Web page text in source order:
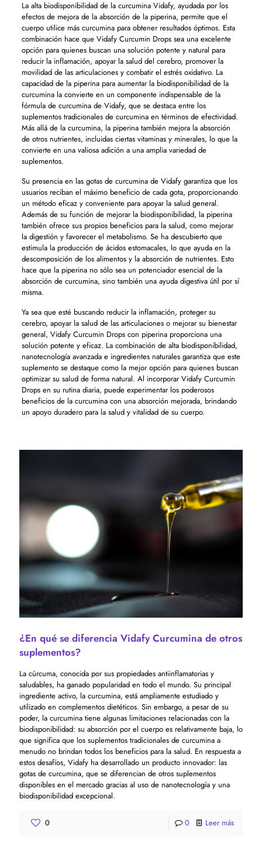
La alta biodisponibilidad de la curcumina Vidafy, ayudada por los
efectos de mejora de la absorción de la piperina, permite que el
cuerpo utilice más curcumina para obtener resultados óptimos. Esta
combinación hace que Vidafy Curcumin Drops sea una excelente
opción para quienes buscan una solución potente y natural para
reducir la inflamación, apoyar la salud del cerebro, promover la
movilidad de las articulaciones y combatir el estrés oxidativo. La
capacidad de la piperina para aumentar la biodisponibilidad de la
curcumina la convierte en un componente indispensable de la
fórmula de curcumina de Vidafy, que se destaca entre los
suplementos tradicionales de curcumina en términos de efectividad.
Más allá de la curcumina, la piperina también mejora la absorción
de otros nutrientes, incluidas ciertas vitaminas y minerales, lo que la
convierte en una valiosa adición a una amplia variedad de
suplementos.
Su presencia en las gotas de curcumina de Vidafy garantiza que los
usuarios reciban el máximo beneficio de cada gota, proporcionando
un método eficaz y conveniente para apoyar la salud general.
Además de su función de mejorar la biodisponibilidad, la piperina
también ofrece sus propios beneficios para la salud, como mejorar
la digestión y favorecer el metabolismo. Se ha descubierto que
estimula la producción de ácidos estomacales, lo que ayuda en la
descomposición de los alimentos y la absorción de nutrientes. Esto
hace que la piperina no sólo sea un potenciador esencial de la
absorción de curcumina, sino también una ayuda digestiva útil por sí
misma.
Ya sea que esté buscando reducir la inflamación, proteger su
cerebro, apoyar la salud de las articulaciones o mejorar su bienestar
general, Vidafy Curcumin Drops con piperina proporciona una
solución potente y eficaz. La combinación de alta biodisponibilidad,
nanotecnología avanzada e ingredientes naturales garantiza que este
suplemento se destaque como la mejor opción para quienes buscan
optimizar su salud de forma natural. Al incorporar Vidafy Curcumin
Drops en su rutina diaria, puede experimentar los poderosos
beneficios de la curcumina con una absorción mejorada, brindando
un apoyo duradero para la salud y vitalidad de su cuerpo.
¿En qué se diferencia Vidafy Curcumina de otros
suplementos?
La cúrcuma, conocida por sus propiedades antiinflamatorias y
saludables, ha ganado popularidad en todo el mundo. Su principal
ingrediente activo, la curcumina, está ampliamente estudiado y
utilizado en complementos dietéticos. Sin embargo, a pesar de su
poder, la curcumina tiene algunas limitaciones relacionadas con la
biodisponibilidad: su absorción por el cuerpo es relativamente baja, lo
que significa que los suplementos tradicionales de curcumina a
menudo no brindan todos los beneficios para la salud. En respuesta a
estos desafíos, Vidafy ha desarrollado un producto innovador: las
gotas de curcumina, que se diferencian de otros suplementos
disponibles en el mercado gracias al uso de nanotecnología y una
biodisponibilidad excepcional.
0 0 Leer más